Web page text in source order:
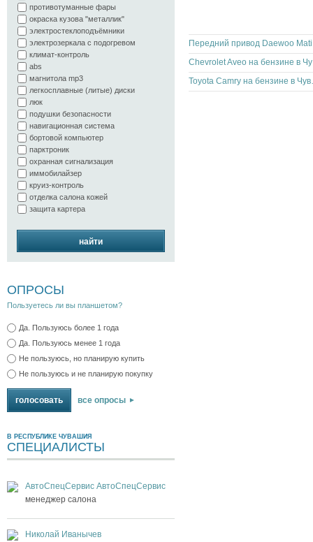
противотуманные фары
окраска кузова "металлик"
электростеклоподъёмники
электрозеркала с подогревом
климат-контроль
abs
магнитола mp3
легкосплавные (литые) диски
люк
подушки безопасности
навигационная система
бортовой компьютер
парктроник
охранная сигнализация
иммобилайзер
круиз-контроль
отделка салона кожей
защита картера
найти
ОПРОСЫ
Пользуетесь ли вы планшетом?
Да. Пользуюсь более 1 года
Да. Пользуюсь менее 1 года
Не пользуюсь, но планирую купить
Не пользуюсь и не планирую покупку
все опросы
В РЕСПУБЛИКЕ ЧУВАШИЯ
СПЕЦИАЛИСТЫ
АвтоСпецСервис АвтоСпецСервис
менеджер салона
Николай Иванычев
Toyota